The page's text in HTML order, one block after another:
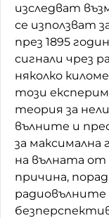
изследват
се използват
през 1895
сигнали чрез
няколко
този
теория за
вълните и
за максимална
на вълната от
причина,
радиовълните